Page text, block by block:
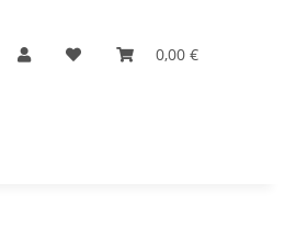
0,00 €